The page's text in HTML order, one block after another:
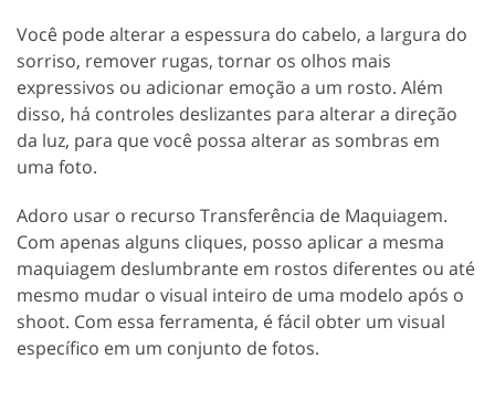
Você pode alterar a espessura do cabelo, a largura do
sorriso, remover rugas, tornar os olhos mais
expressivos ou adicionar emoção a um rosto. Além
disso, há controles deslizantes para alterar a direção
da luz, para que você possa alterar as sombras em
uma foto.
Adoro usar o recurso Transferência de Maquiagem.
Com apenas alguns cliques, posso aplicar a mesma
maquiagem deslumbrante em rostos diferentes ou até
mesmo mudar o visual inteiro de uma modelo após o
shoot. Com essa ferramenta, é fácil obter um visual
específico em um conjunto de fotos.